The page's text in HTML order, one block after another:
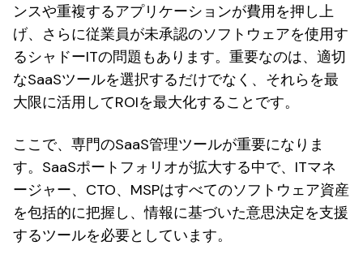
ンスや重複するアプリケーションが費用を押し上
げ、さらに従業員が未承認のソフトウェアを使用す
るシャドーITの問題もあります。重要なのは、適切
なSaaSツールを選択するだけでなく、それらを最
大限に活用してROIを最大化することです。
ここで、専門のSaaS管理ツールが重要になりま
す。SaaSポートフォリオが拡大する中で、ITマネ
ージャー、CTO、MSPはすべてのソフトウェア資産
を包括的に把握し、情報に基づいた意思決定を支援
するツールを必要としています。